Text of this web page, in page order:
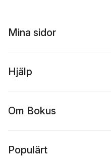
Mina sidor
Hjälp
Om Bokus
Populärt